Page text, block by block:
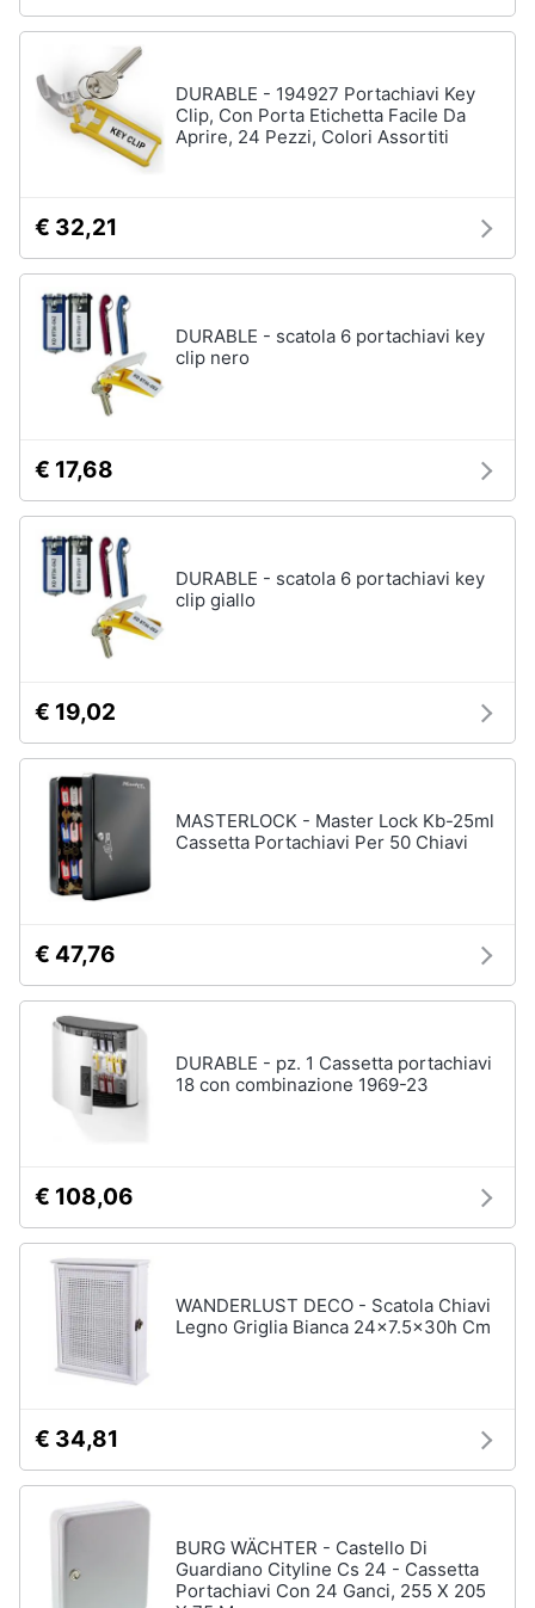
Arredamento
esterno
fuori
terra
Casette
legno
Gazebo
Lavanderia
Portabiancheria
Lavatoio
lavanderia
Vedi
tutti
DURABLE - 194927 Portachiavi Key
Clip, Con Porta Etichetta Facile Da
Aprire, 24 Pezzi, Colori Assortiti
€ 32,21
DURABLE - scatola 6 portachiavi key
clip nero
€ 17,68
DURABLE - scatola 6 portachiavi key
clip giallo
€ 19,02
MASTERLOCK - Master Lock Kb-25ml
Cassetta Portachiavi Per 50 Chiavi
€ 47,76
DURABLE - pz. 1 Cassetta portachiavi
18 con combinazione 1969-23
€ 108,06
WANDERLUST DECO - Scatola Chiavi
Legno Griglia Bianca 24x7.5x30h Cm
€ 34,81
BURG WÄCHTER - Castello Di
Guardiano Cityline Cs 24 - Cassetta
Portachiavi Con 24 Ganci, 255 X 205